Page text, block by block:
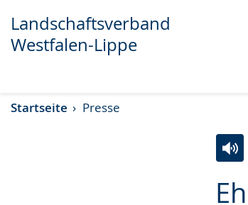
Abspielen
Pausieren
Landschaftsverband
Westfalen-Lippe
Startseite Presse
Video